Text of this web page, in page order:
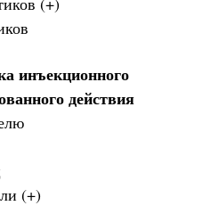
инъекционного
действия
(+)